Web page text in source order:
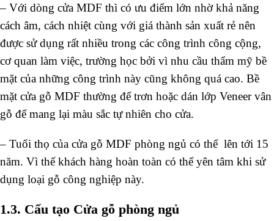
– Với dòng cửa MDF thì có ưu điểm lớn nhờ khả năng
cách âm, cách nhiệt cùng với giá thành sản xuất rẻ nên
được sử dụng rất nhiều trong các công trình công cộng,
cơ quan làm việc, trường học bởi vì nhu cầu thẩm mỹ bề
mặt của những công trình này cũng không quá cao. Bề
mặt cửa gỗ MDF thường để trơn hoặc dán lớp Veneer vân
gỗ để mang lại màu sắc tự nhiên cho cửa.
– Tuổi thọ của cửa gỗ MDF phòng ngủ có thể lên tới 15
năm. Vì thế khách hàng hoàn toàn có thể yên tâm khi sử
dụng loại gỗ công nghiệp này.
1.3. Cấu tạo Cửa gỗ phòng ngủ